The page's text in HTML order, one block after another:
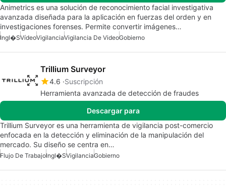
Animetrics es una solución de reconocimiento facial investigativa
avanzada diseñada para la aplicación en fuerzas del orden y en
investigaciones forenses. Permite convertir imágenes…
Ingl�sVídeoVigilanciaVigilancia De VideoGobierno
Trillium Surveyor
4.6 Suscripción
Herramienta avanzada de detección de fraudes
Descargar para
Trillium Surveyor es una herramienta de vigilancia post-comercio
enfocada en la detección y eliminación de la manipulación del
mercado. Su diseño se centra en…
Flujo De TrabajoIngl�sVigilanciaGobierno